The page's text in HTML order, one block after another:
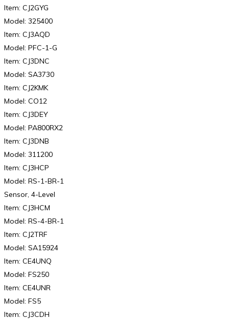
Item: CJ2GYG
Model: 325400
Item: CJ3AQD
Model: PFC-1-G
Item: CJ3DNC
Model: SA3730
Item: CJ2KMK
Model: CO12
Item: CJ3DEY
Model: PA800RX2
Item: CJ3DNB
Model: 311200
Item: CJ3HCP
Model: RS-1-BR-1
Sensor, 4-Level
Item: CJ3HCM
Model: RS-4-BR-1
Item: CJ2TRF
Model: SA15924
Item: CE4UNQ
Model: FS250
Item: CE4UNR
Model: FS5
Item: CJ3CDH